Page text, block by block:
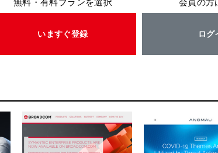
いますぐ登録 ログ